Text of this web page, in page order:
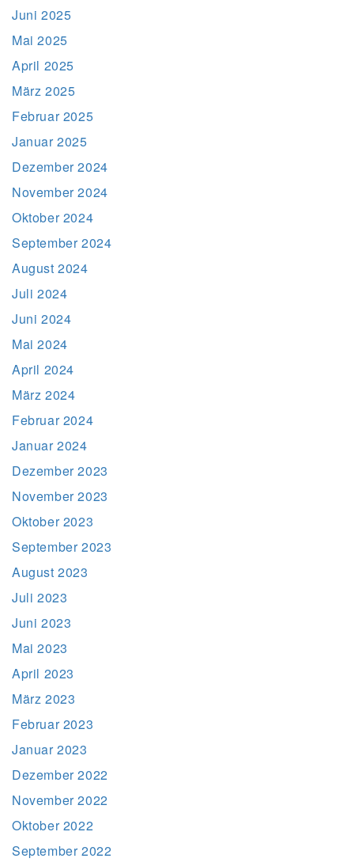
Juni 2025
Mai 2025
April 2025
März 2025
Februar 2025
Januar 2025
Dezember 2024
November 2024
Oktober 2024
September 2024
August 2024
Juli 2024
Juni 2024
Mai 2024
April 2024
März 2024
Februar 2024
Januar 2024
Dezember 2023
November 2023
Oktober 2023
September 2023
August 2023
Juli 2023
Juni 2023
Mai 2023
April 2023
März 2023
Februar 2023
Januar 2023
Dezember 2022
November 2022
Oktober 2022
September 2022